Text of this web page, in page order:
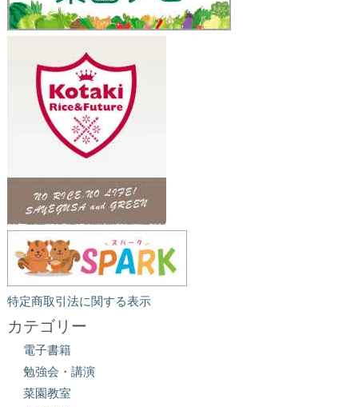
特定商取引法に関する表示
カテゴリー
電子書籍
勉強会・講演
菜園教室